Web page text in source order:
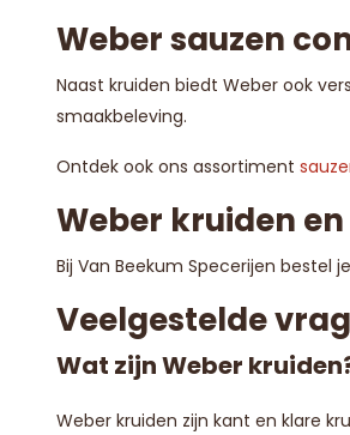
Weber sauzen
Naast kruiden biedt Weber ook
smaakbeleving.
Ontdek ook ons assortiment
Weber kruiden
Bij Van Beekum Specerijen bestel
Veelgestelde
Wat zijn Weber
Weber kruiden zijn kant en klare